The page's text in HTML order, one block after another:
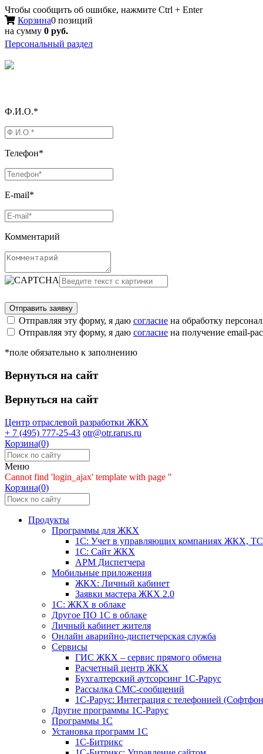
Чтобы сообщить об ошибке, нажмите Ctrl + Enter
Корзина0 позиций
на сумму 0 руб.
Персональный раздел
Ф.И.О.*
Телефон*
E-mail*
Комментарий
Отправляя эту форму, я даю согласие на обработку
Отправляя эту форму, я даю согласие на получение email-
*поле обязательно к заполнению
Вернуться на сайт
Вернуться на сайт
Центр отраслевой разработки ЖКХ
+ 7 (495) 777-25-43 otr@otr.rarus.ru
Корзина(0)
Меню
Cannot find 'login_ajax' template with page ''
Корзина(0)
Продукты
Программы для ЖКХ
1С: Учет в управляющих компаниях ЖКХ,
1С: Сайт ЖКХ
АРМ Диспетчера
Мобильные приложения
ЖКХ: Личный кабинет
Заявки мастера ЖКХ 2.0
1С: ЖКХ в облаке
Другое ПО 1С в облаке
Личный кабинет жителя
Онлайн аварийно-диспетчерская служба
Сервисы
ГИС ЖКХ – сервис прямого обмена
Расчетный центр ЖКХ
Бухгалтерский аутсорсинг 1С-Рарус
Рассылка СМС-сообщений
1С-Рарус: Интеграция с телефонией
Другие программы 1С-Рарус
Программы 1С
Установка программ 1С
1С-Битрикс